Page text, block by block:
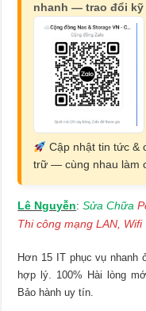
nhanh — trao đổi kỹ
Cập nhật tin tức &
trữ — cùng nhau làm
Lê Nguyễn:Sửa Chữa
Thi công mạng LAN, Wifi
Hơn 15 IT phục vụ nhanh
hợp lý. 100% Hài lòng
Bảo hành uy tín.